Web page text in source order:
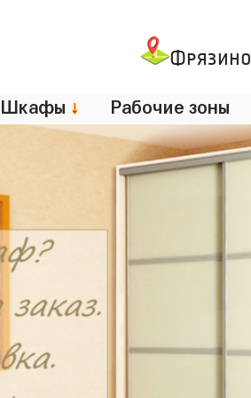
Фрязино
Шкафы ↓ Рабочие зоны